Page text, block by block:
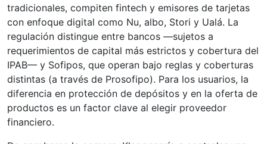
tradicionales, compiten fintech y emisores de tarjetas
con enfoque digital como Nu, albo, Stori y Ualá. La
regulación distingue entre bancos —sujetos a
requerimientos de capital más estrictos y cobertura del
IPAB— y Sofipos, que operan bajo reglas y coberturas
distintas (a través de Prosofipo). Para los usuarios, la
diferencia en protección de depósitos y en la oferta de
productos es un factor clave al elegir proveedor
financiero.